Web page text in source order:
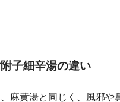
子細辛湯の違い
麻黄湯と同じく、風邪や